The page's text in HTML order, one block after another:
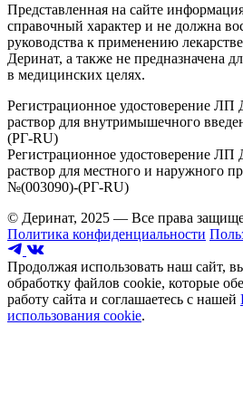
Представленная на сайте
справочный характер и не должна
руководства к применению
Деринат, а также не предназначена
в медицинских целях.
Регистрационное удостоверение
раствор для внутримышечного
(РГ-RU)
Регистрационное удостоверение
раствор для местного и наружного
№(003090)-(РГ-RU)
© Деринат, 2025 — Все права
Политика конфиденциальности
Продолжая использовать наш сайт,
обработку файлов cookie, которые
работу сайта и соглашаетесь с нашей
использования cookie.